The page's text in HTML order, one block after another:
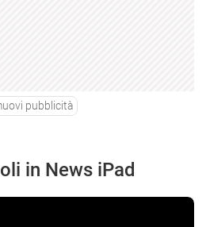
pubblicità
in News iPad